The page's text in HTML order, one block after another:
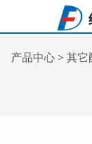
滚动
产品中心> 其它